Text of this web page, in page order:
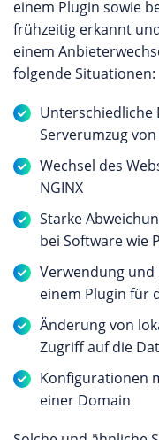
einem Plugin sowie
frühzeitig erkannt
einem
folgende Situationen:
Unterschiedliche
Serverumzug
Wechsel des
NGINX
Starke
bei Software wie
Verwendung
einem Plugin für
Änderung von
Zugriff auf die
Konfigurationen
einer Domain